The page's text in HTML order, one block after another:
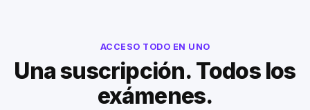
ACCESO TODO EN UNO
Una suscripción. Todos los
exámenes.